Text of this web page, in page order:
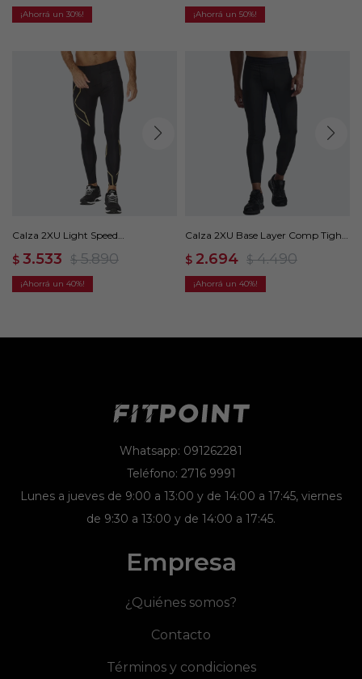
30 50
Calza 2XU Light Speed
$ 3.533 $ 5.890
40
Calza 2XU Base Layer Comp Tights
$ 2.694 $ 4.490
40
Whatsapp: 091262281
Teléfono: 2716 9991
Lunes a jueves de 9:00 a 13:00 y de 14:00 a 17:45, viernes
de 9:30 a 13:00 y de 14:00 a 17:45.
Empresa
¿Quiénes somos?
Contacto
Términos y condiciones